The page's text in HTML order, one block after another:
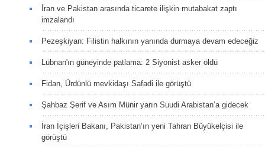
İran ve Pakistan arasında ticarete ilişkin mutabakat zaptı
imzalandı
Pezeşkiyan: Filistin halkının yanında durmaya devam edeceğiz
Lübnan'ın güneyinde patlama: 2 Siyonist asker öldü
Fidan, Ürdünlü mevkidaşı Safadi ile görüştü
Şahbaz Şerif ve Asım Münir yarın Suudi Arabistan’a gidecek
İran İçişleri Bakanı, Pakistan’ın yeni Tahran Büyükelçisi ile
görüştü